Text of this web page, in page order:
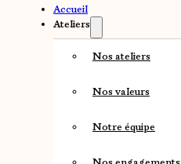
Accueil
Ateliers
Nos ateliers
Nos valeurs
Notre équipe